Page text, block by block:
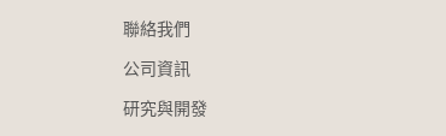
聯絡我們
公司資訊
研究與開發